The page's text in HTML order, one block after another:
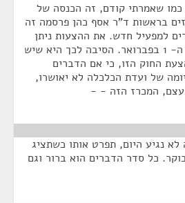
כמו שאמרתי קודם, זה הכנסה של
בראשות ד"ר אסף כהן פרסמה זה
למפעיל חדש. את ההצעות ניתן
להגיש מה- 2 לינואר עד ה- 1 בפברואר. הסיבה לכך היא שיש
החוק הזו, כי אם הדברים
של ועדת הכלכלה לא יאושרו,
המכרז הזה - -
לא נגיע היום, תפרט אותו כשתציג
כל סדר הדברים הוא ברור וגם